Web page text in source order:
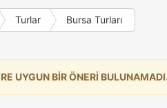
Turlar Bursa Turları
UYGUN BİR ÖNERİ